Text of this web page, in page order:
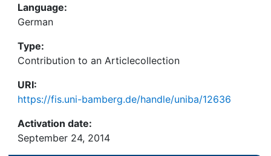
Language:
German
Type:
Contribution to an Articlecollection
URI:
https://fis.uni-bamberg.de/handle/uniba/12636
Activation date:
September 24, 2014